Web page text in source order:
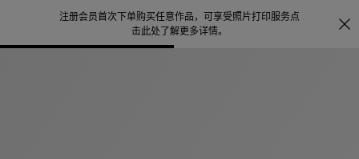
注册会员首次下单购买任意作品，可享受照片打印服务点
击此处了解更多详情。